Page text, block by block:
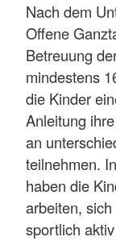
Nach dem
Offene
Betreuung
mindestens
die Kinder
Anleitung
an
teilnehmen.
haben die
arbeiten,
sportlich